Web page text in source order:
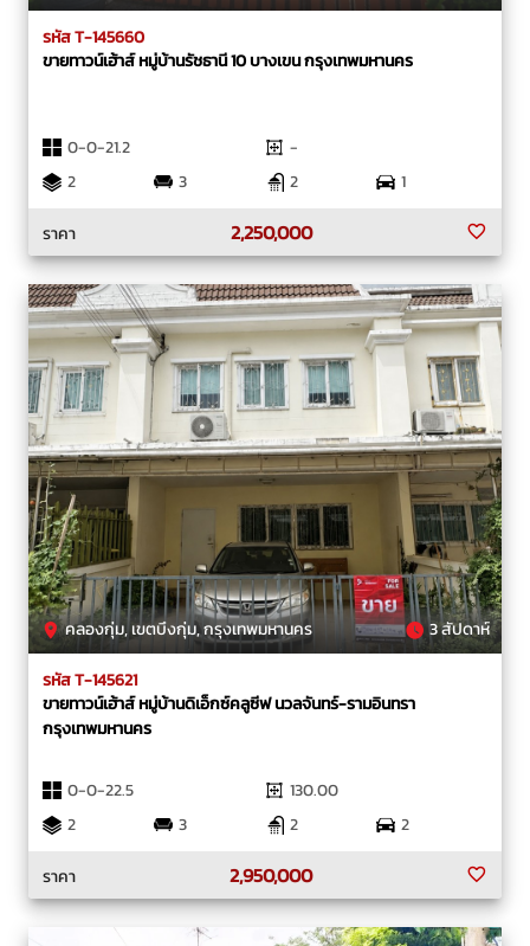
รหัส T-145660
ขายทาวน์เฮ้าส์ หมู่บ้านรัชธานี 10 บางเขน กรุงเทพมหานคร
0-0-21.2
-
2
3 2
1
ราคา
2,250,000
คลองกุ่ม, เขตบึงกุ่ม, กรุงเทพมหานคร 3 สัปดาห์
รหัส T-145621
ขายทาวน์เฮ้าส์ หมู่บ้านดิเอ็กซ์คลูซีฟ นวลจันทร์-รามอินทรา
กรุงเทพมหานคร
0-0-22.5
130.00
2
3 2
2
ราคา
2,950,000